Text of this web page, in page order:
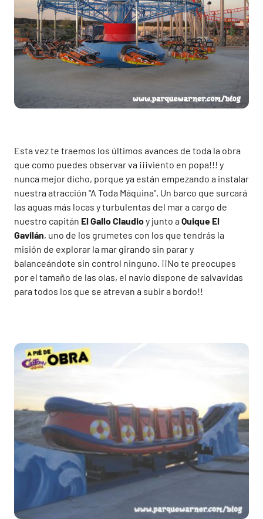
Esta vez te traemos los últimos avances de toda la obra
que como puedes observar va ¡¡¡viento en popa!!! y
nunca mejor dicho, porque ya están empezando a instalar
nuestra atracción "A Toda Máquina". Un barco que surcará
las aguas más locas y turbulentas del mar a cargo de
nuestro capitán El Gallo Claudioy junto aQuique El
Gavilán, uno de los grumetes con los que tendrás la
misión de explorar la mar girando sin parar y
balanceándote sin control ninguno. ¡¡No te preocupes
por el tamaño de las olas, el navío dispone de salvavidas
para todos los que se atrevan a subir a bordo!!